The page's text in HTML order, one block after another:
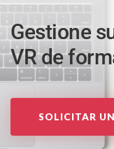
Gestione
VR de
SOLICITAR